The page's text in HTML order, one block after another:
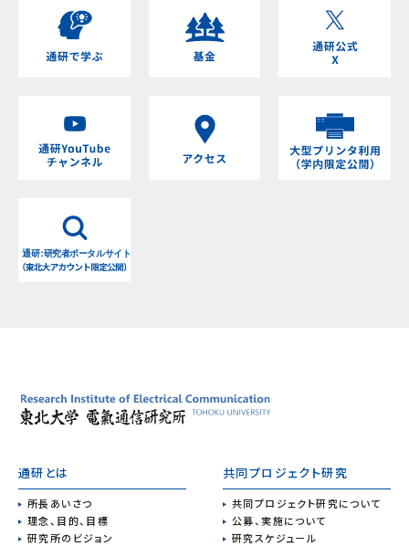
通研とは
所長あいさつ
理念、目的、目標
研究所のビジョン
共同プロジェクト研究
共同プロジェクト研究について
公募、実施について
研究スケジュール